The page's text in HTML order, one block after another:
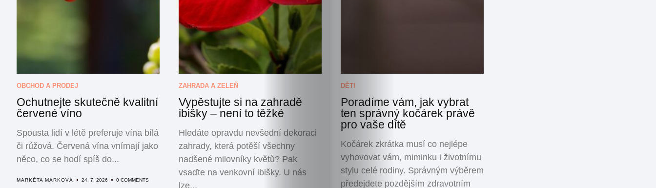
OBCHOD A PRODEJ
Ochutnejte skutečně kvalitní
červené víno
Spousta lidí v létě preferuje vína bílá
či růžová. Červená vína vnímají jako
něco, co se hodí spíš do...
MARKÉTA MARKOVÁ 24. 7. 2026 0 COMMENTS
ZAHRADA A ZELEŇ
Vypěstujte si na zahradě
ibišky – není to těžké
Hledáte opravdu nevšední dekoraci
zahrady, která potěší všechny
nadšené milovníky květů? Pak
vsaďte na venkovní ibišky. U nás
lze...
DĚTI
Poradíme vám, jak vybrat
ten správný kočárek právě
pro vaše dítě
Kočárek zkrátka musí co nejlépe
vyhovovat vám, miminku i životnímu
stylu celé rodiny. Správným výběrem
předejdete pozdějším zdravotním